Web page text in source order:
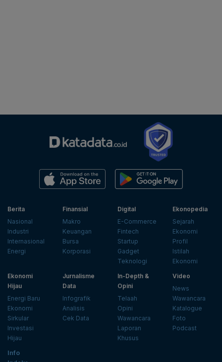
Berita
Nasional
Industri
Internasional
Energi
Finansial
Makro
Keuangan
Bursa
Korporasi
Digital
E-Commerce
Fintech
Startup
Gadget
Teknologi
Ekonopedia
Sejarah
Ekonomi
Profil
Istilah
Ekonomi
Ekonomi
Hijau
Energi Baru
Ekonomi
Sirkular
Investasi
Hijau
Jurnalisme
Data
Infografik
Analisis
Cek Data
In-Depth &
Opini
Telaah
Opini
Wawancara
Laporan
Khusus
Video
News
Wawancara
Katalogue
Foto
Podcast
Info